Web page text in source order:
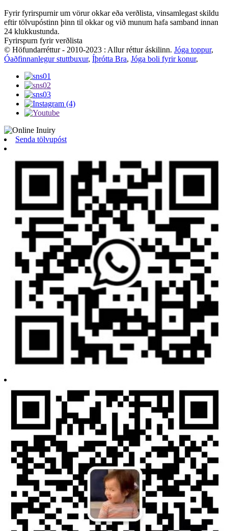
Fyrir fyrirspurnir um vörur okkar eða verðlista, vinsamlegast skildu
eftir tölvupóstinn þinn til okkar og við munum hafa samband innan
24 klukkustunda.
Fyrirspurn fyrir verðlista
© Höfundarréttur - 2010-2023 : Allur réttur áskilinn. Jóga toppur,
Óaðfinnanlegur stuttbuxur, Íþrótta Bra, Jóga boli fyrir konur,
Senda tölvupóst